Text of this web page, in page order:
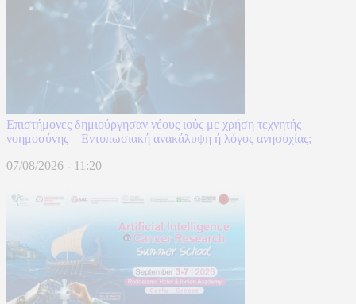
Επιστήμονες δημιούργησαν νέους ιούς με χρήση τεχνητής
νοημοσύνης – Εντυπωσιακή ανακάλυψη ή λόγος ανησυχίας;
07/08/2026 - 11:20